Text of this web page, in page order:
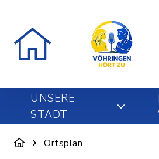
UNSERE
STADT
Ortsplan